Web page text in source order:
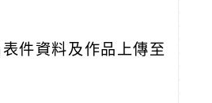
件資料及作品上傳至